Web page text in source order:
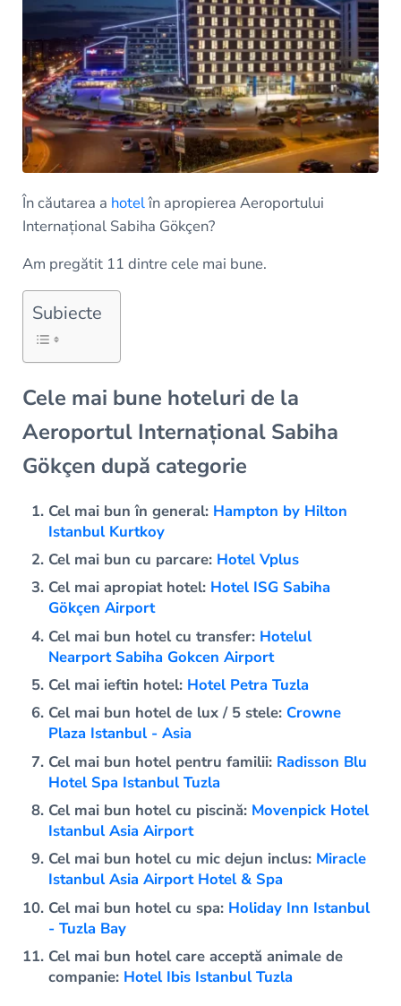
În căutarea a hotelîn apropierea Aeroportului
Internațional Sabiha Gökçen?
Am pregătit 11 dintre cele mai bune.
Subiecte
Cele mai bune hoteluri de la
Aeroportul Internațional Sabiha
Gökçen după categorie
Cel mai bun în general: Hampton by Hilton
Istanbul Kurtkoy
Cel mai bun cu parcare: Hotel Vplus
Cel mai apropiat hotel: Hotel ISG Sabiha
Gökçen Airport
Cel mai bun hotel cu transfer: Hotelul
Nearport Sabiha Gokcen Airport
Cel mai ieftin hotel: Hotel Petra Tuzla
Cel mai bun hotel de lux / 5 stele: Crowne
Plaza Istanbul - Asia
Cel mai bun hotel pentru familii: Radisson Blu
Hotel Spa Istanbul Tuzla
Cel mai bun hotel cu piscină: Movenpick Hotel
Istanbul Asia Airport
Cel mai bun hotel cu mic dejun inclus: Miracle
Istanbul Asia Airport Hotel & Spa
Cel mai bun hotel cu spa: Holiday Inn Istanbul
- Tuzla Bay
Cel mai bun hotel care acceptă animale de
companie: Hotel Ibis Istanbul Tuzla